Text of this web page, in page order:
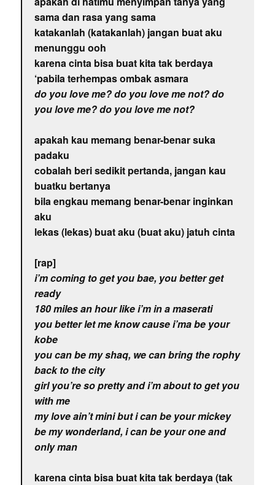
sama dan rasa yang sama
katakanlah (katakanlah) jangan buat aku
menunggu ooh
karena cinta bisa buat kita tak berdaya
‘pabila terhempas ombak asmara
do you love me? do you love me not? do
you love me? do you love me not?
apakah kau memang benar-benar suka
padaku
cobalah beri sedikit pertanda, jangan kau
buatku bertanya
bila engkau memang benar-benar inginkan
aku
lekas (lekas) buat aku (buat aku) jatuh cinta
[rap]
i’m coming to get you bae, you better get
ready
180 miles an hour like i’m in a maserati
you better let me know cause i’ma be your
kobe
you can be my shaq, we can bring the rophy
back to the city
girl you’re so pretty and i’m about to get you
with me
my love ain’t mini but i can be your mickey
be my wonderland, i can be your one and
only man
karena cinta bisa buat kita tak berdaya (tak